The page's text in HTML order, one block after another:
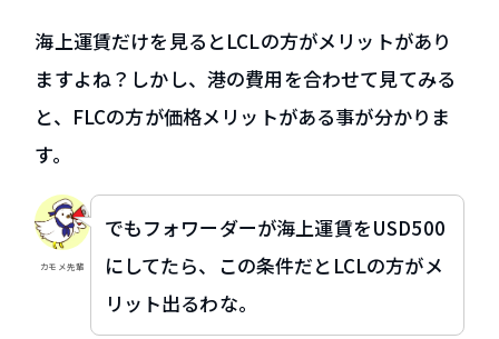
海上運賃だけを見るとLCLの方がメリットがあり
ますよね？しかし、港の費用を合わせて見てみる
と、FLCの方が価格メリットがある事が分かりま
す。
カモメ先輩
でもフォワーダーが海上運賃をUSD500
にしてたら、この条件だとLCLの方がメ
リット出るわな。